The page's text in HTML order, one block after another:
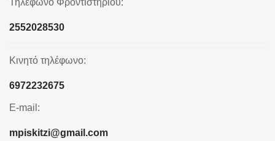
Τηλέφωνο Φροντιστηρίου:
2552028530
Κινητό τηλέφωνο:
6972232675
E-mail:
mpiskitzi@gmail.com